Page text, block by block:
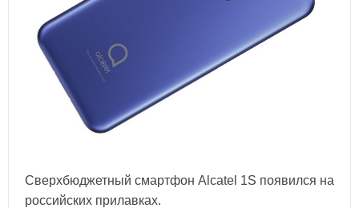
Сверхбюджетный смартфон Alcatel 1S появился на
российских прилавках.